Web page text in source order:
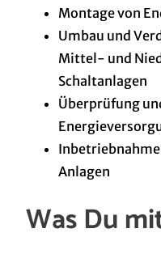
Montage von
Umbau und
Mittel- und
Schaltanlagen
Überprüfung
Anlagen
Was Du